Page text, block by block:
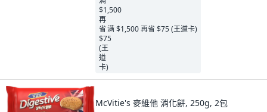
满 $1,500 再省 $75 (王道卡)
McVitie's 麥維他 消化餅, 250g, 2包